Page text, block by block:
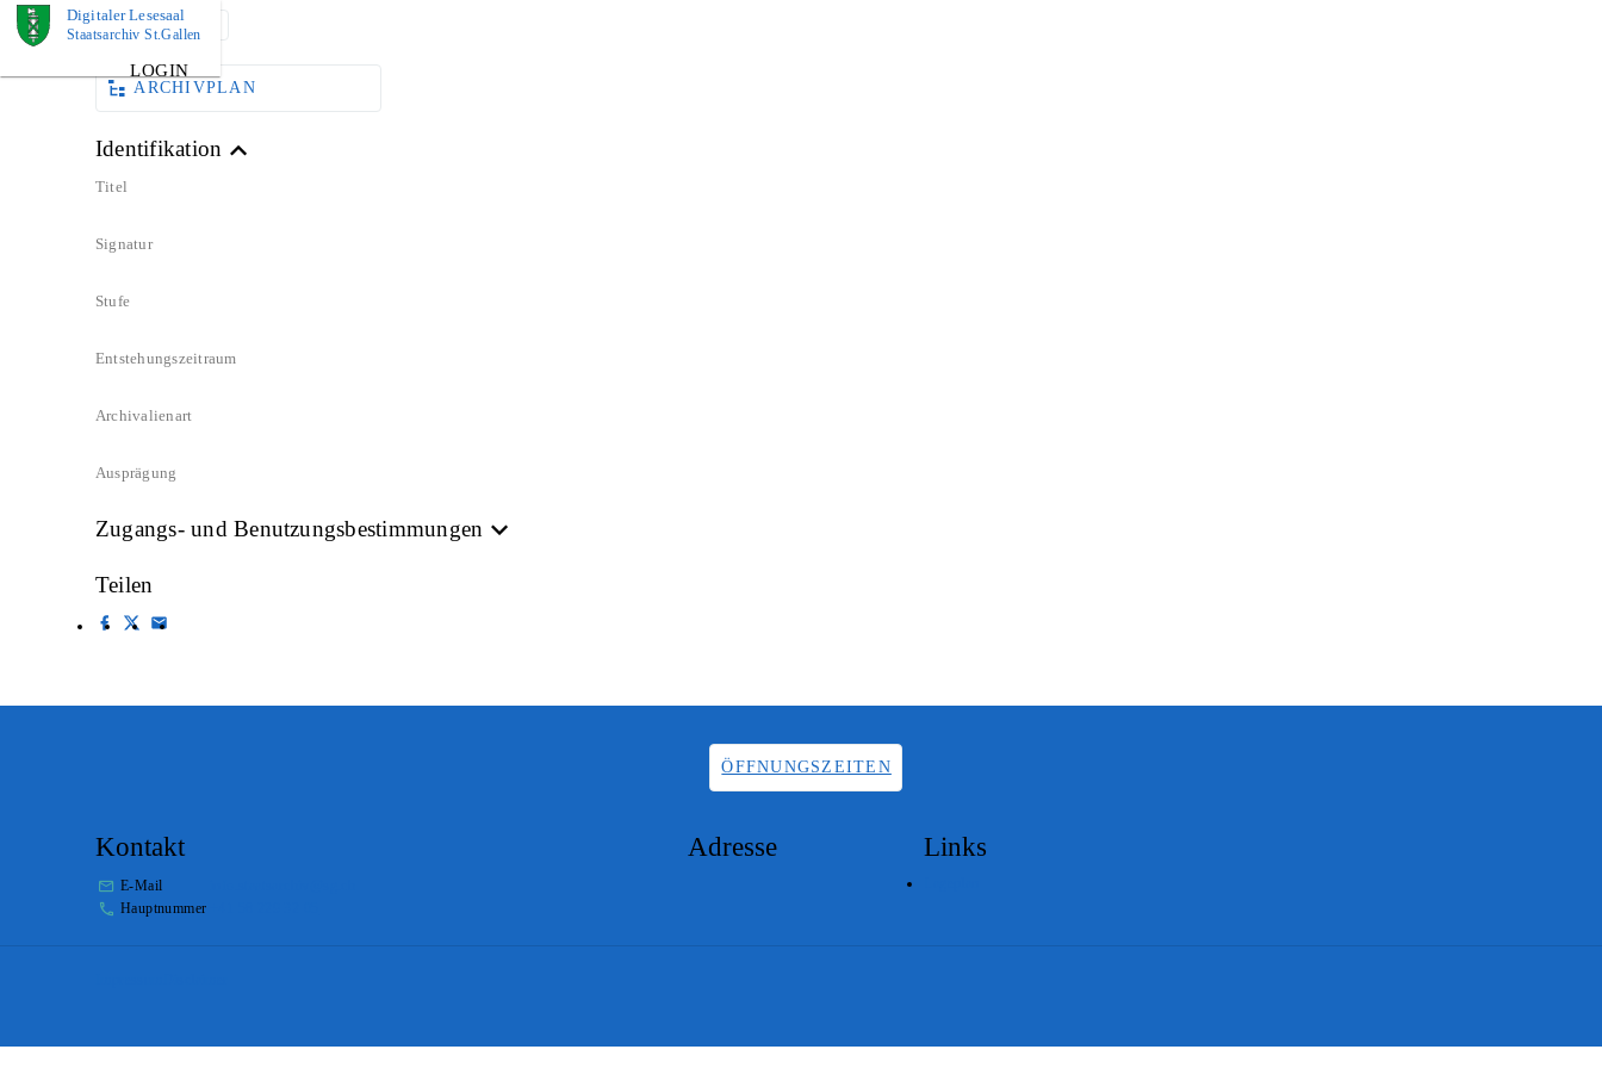
Digitaler Lesesaal
Staatsarchiv St.Gallen
LOGIN
DOKUMENT
ARCHIVPLAN
Identifikation
Titel
Signatur
Stufe
Entstehungszeitraum
Archivalienart
Ausprägung
Zugangs- und Benutzungsbestimmungen
Teilen
ÖFFNUNGSZEITEN
Kontakt
E-Mail
Hauptnummer
Adresse Links